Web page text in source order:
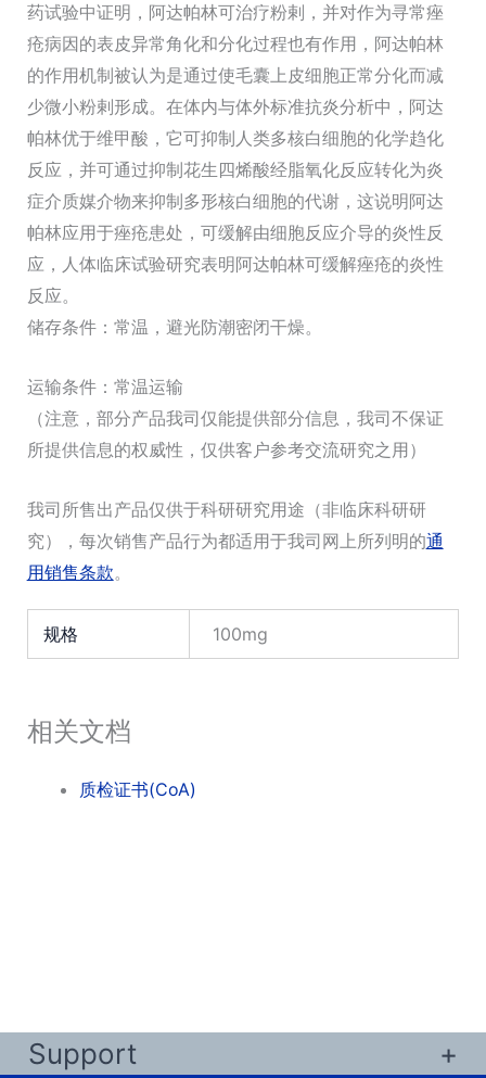
药试验中证明，阿达帕林可治疗粉剌，并对作为寻常痤
疮病因的表皮异常角化和分化过程也有作用，阿达帕林
的作用机制被认为是通过使毛囊上皮细胞正常分化而减
少微小粉剌形成。在体内与体外标准抗炎分析中，阿达
帕林优于维甲酸，它可抑制人类多核白细胞的化学趋化
反应，并可通过抑制花生四烯酸经脂氧化反应转化为炎
症介质媒介物来抑制多形核白细胞的代谢，这说明阿达
帕林应用于痤疮患处，可缓解由细胞反应介导的炎性反
应，人体临床试验研究表明阿达帕林可缓解痤疮的炎性
反应。
储存条件：常温，避光防潮密闭干燥。
运输条件：常温运输
（注意，部分产品我司仅能提供部分信息，我司不保证
所提供信息的权威性，仅供客户参考交流研究之用）
我司所售出产品仅供于科研研究用途（非临床科研研
究），每次销售产品行为都适用于我司网上所列明的通
用销售条款。
规格 100mg
相关文档
质检证书(CoA)
Support